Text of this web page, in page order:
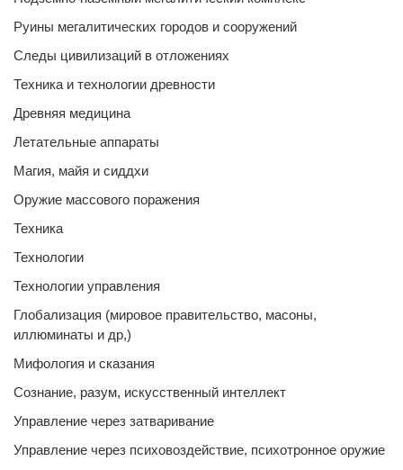
Руины мегалитических городов и сооружений
Следы цивилизаций в отложениях
Техника и технологии древности
Древняя медицина
Летательные аппараты
Магия, майя и сиддхи
Оружие массового поражения
Техника
Технологии
Технологии управления
Глобализация (мировое правительство, масоны,
иллюминаты и др,)
Мифология и сказания
Сознание, разум, искусственный интеллект
Управление через затваривание
Управление через психовоздействие, психотронное оружие